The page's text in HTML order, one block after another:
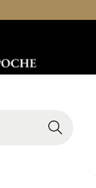
Search